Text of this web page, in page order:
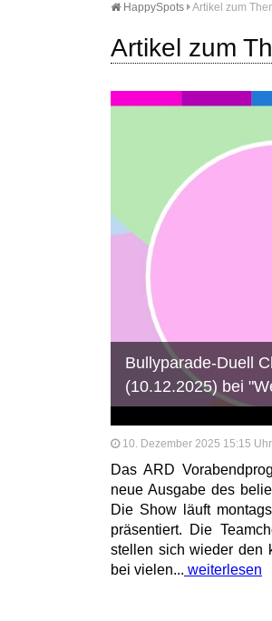
HappySpots Artikel zum
Artikel zum
Bullyparade-Duell
(10.12.2025) bei
10. Dezember 2025 15:15 Uhr
Das ARD
neue Ausgabe des
Die Show läuft
präsentiert. Die
stellen sich wieder den
bei vielen... weiterlesen